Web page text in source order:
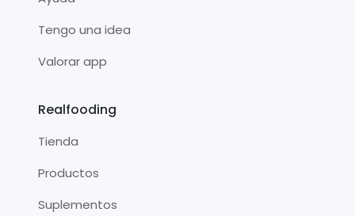
Tengo una idea
Valorar app
Realfooding
Tienda
Productos
Suplementos